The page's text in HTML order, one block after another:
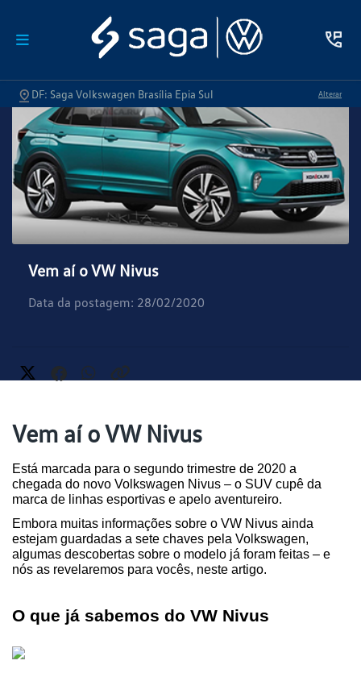
DF: Saga Volkswagen Brasília Epia Sul Alterar
Vem aí o VW Nivus
Data da postagem: 28/02/2020
Vem aí o VW Nivus
Está marcada para o segundo trimestre de 2020 a
chegada do novo Volkswagen Nivus – o SUV cupê da
marca de linhas esportivas e apelo aventureiro.
Embora muitas informações sobre o VW Nivus ainda
estejam guardadas a sete chaves pela Volkswagen,
algumas descobertas sobre o modelo já foram feitas – e
nós as revelaremos para vocês, neste artigo.
O que já sabemos do VW Nivus